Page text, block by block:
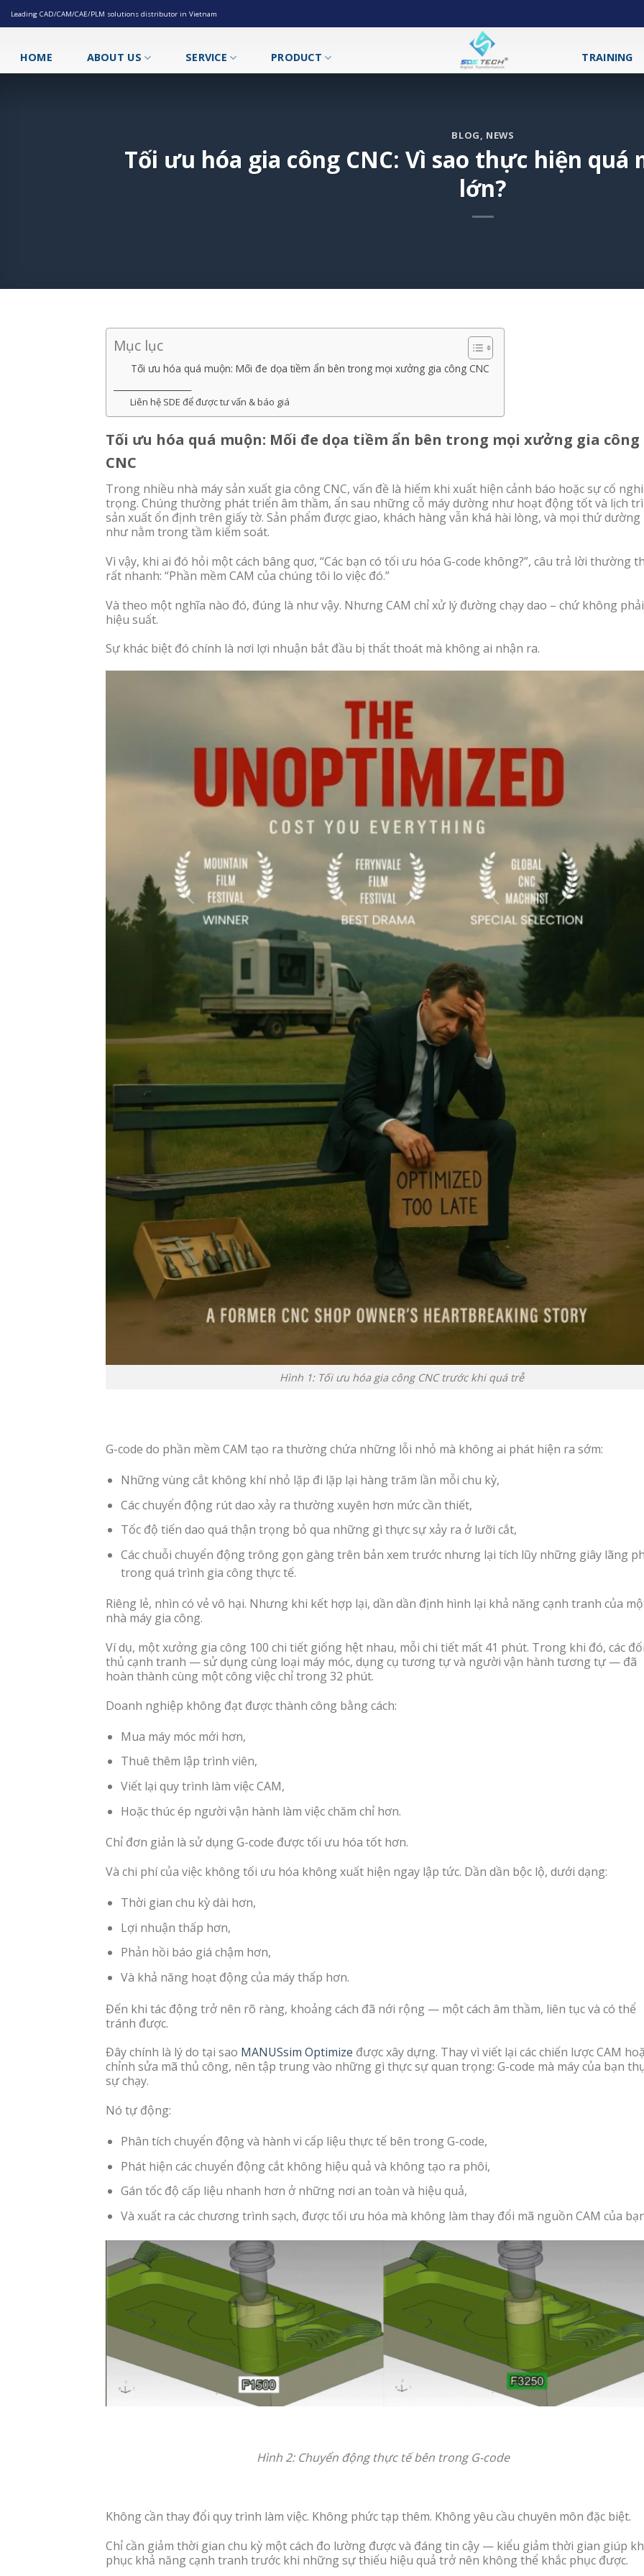
Skip
to
Leading CAD/CAM/CAE/PLM solutions distributor in Vietnam
HOME ABOUT US SERVICE PRODUCT TRAINING
BLOG, NEWS
Tối ưu hóa gia công CNC: Vì sao thực hiện
lớn?
Mục lục
Tối ưu hóa quá muộn: Mối đe dọa tiềm ẩn bên trong mọi xưởng gia công CNC
Liên hệ SDE để được tư vấn & báo giá
Tối ưu hóa quá muộn: Mối đe dọa tiềm ẩn bên trong mọi xưởng gia công
CNC
Trong nhiều nhà máy sản xuất gia công CNC, vấn đề là hiếm khi xuất hiện cảnh báo hoặc sự cố
trọng. Chúng thường phát triển âm thầm, ẩn sau những cỗ máy dường như hoạt động tốt và lịch
sản xuất ổn định trên giấy tờ. Sản phẩm được giao, khách hàng vẫn khá hài lòng, và mọi thứ dường
như nằm trong tầm kiểm soát.
Vì vậy, khi ai đó hỏi một cách bâng quơ, “Các bạn có tối ưu hóa G-code không?”, câu trả lời thường
rất nhanh: “Phần mềm CAM của chúng tôi lo việc đó.”
Và theo một nghĩa nào đó, đúng là như vậy. Nhưng CAM chỉ xử lý đường chạy dao – chứ không phải
hiệu suất.
Sự khác biệt đó chính là nơi lợi nhuận bắt đầu bị thất thoát mà không ai nhận ra.
Hình 1: Tối ưu hóa gia công CNC trước khi quá trễ
G-code do phần mềm CAM tạo ra thường chứa những lỗi nhỏ mà không ai phát hiện ra sớm:
Những vùng cắt không khí nhỏ lặp đi lặp lại hàng trăm lần mỗi chu kỳ,
Các chuyển động rút dao xảy ra thường xuyên hơn mức cần thiết,
Tốc độ tiến dao quá thận trọng bỏ qua những gì thực sự xảy ra ở lưỡi cắt,
Các chuỗi chuyển động trông gọn gàng trên bản xem trước nhưng lại tích lũy những giây lãng
trong quá trình gia công thực tế.
Riêng lẻ, nhìn có vẻ vô hại. Nhưng khi kết hợp lại, dần dần định hình lại khả năng cạnh tranh của
nhà máy gia công.
Ví dụ, một xưởng gia công 100 chi tiết giống hệt nhau, mỗi chi tiết mất 41 phút. Trong khi đó, các
thủ cạnh tranh — sử dụng cùng loại máy móc, dụng cụ tương tự và người vận hành tương tự — đã
hoàn thành cùng một công việc chỉ trong 32 phút.
Doanh nghiệp không đạt được thành công bằng cách:
Mua máy móc mới hơn,
Thuê thêm lập trình viên,
Viết lại quy trình làm việc CAM,
Hoặc thúc ép người vận hành làm việc chăm chỉ hơn.
Chỉ đơn giản là sử dụng G-code được tối ưu hóa tốt hơn.
Và chi phí của việc không tối ưu hóa không xuất hiện ngay lập tức. Dần dần bộc lộ, dưới dạng:
Thời gian chu kỳ dài hơn,
Lợi nhuận thấp hơn,
Phản hồi báo giá chậm hơn,
Và khả năng hoạt động của máy thấp hơn.
Đến khi tác động trở nên rõ ràng, khoảng cách đã nới rộng — một cách âm thầm, liên tục và có thể
tránh được.
Đây chính là lý do tại sao MANUSsim Optimize được xây dựng. Thay vì viết lại các chiến lược CAM
chỉnh sửa mã thủ công, nên tập trung vào những gì thực sự quan trọng: G-code mà máy của bạn
sự chạy.
Nó tự động:
Phân tích chuyển động và hành vi cấp liệu thực tế bên trong G-code,
Phát hiện các chuyển động cắt không hiệu quả và không tạo ra phôi,
Gán tốc độ cấp liệu nhanh hơn ở những nơi an toàn và hiệu quả,
Và xuất ra các chương trình sạch, được tối ưu hóa mà không làm thay đổi mã nguồn CAM của
Hình 2: Chuyển động thực tế bên trongG-code
Không cần thay đổi quy trình làm việc. Không phức tạp thêm. Không yêu cầu chuyên môn đặc biệt.
Chỉ cần giảm thời gian chu kỳ một cách đo lường được và đáng tin cậy — kiểu giảm thời gian giúp
phục khả năng cạnh tranh trước khi những sự thiếu hiệu quả trở nên không thể khắc phục được.